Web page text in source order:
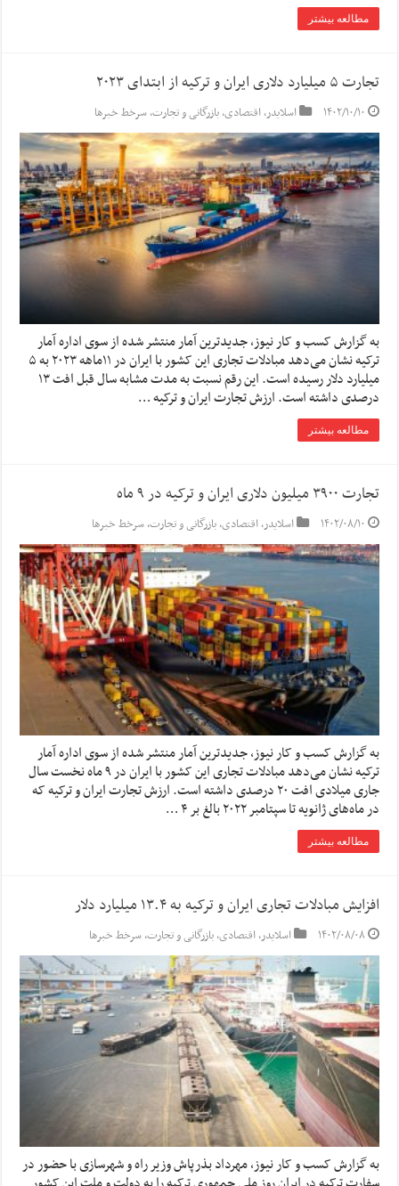
مطالعه بیشتر
تجارت ۵ میلیارد دلاری ایران و ترکیه از ابتدای ۲۰۲۳
۱۴۰۲/۱۰/۱۰ اسلایدر,اقتصادی,بازرگانی و تجارت,سرخط خبرها
به گزارش کسب و کار نیوز، جدیدترین آمار منتشر شده از سوی اداره آمار
ترکیه نشان می‌دهد مبادلات تجاری این کشور با ایران در ۱۱ماهه ۲۰۲۳ به ۵
میلیارد دلار رسیده است. این رقم نسبت به مدت مشابه سال قبل افت ۱۳
درصدی داشته است. ارزش تجارت ایران و ترکیه …
مطالعه بیشتر
تجارت ۳۹۰۰ میلیون دلاری ایران و ترکیه در ۹ ماه
۱۴۰۲/۰۸/۱۰ اسلایدر,اقتصادی,بازرگانی و تجارت,سرخط خبرها
به گزارش کسب و کار نیوز، جدیدترین آمار منتشر شده از سوی اداره آمار
ترکیه نشان می‌دهد مبادلات تجاری این کشور با ایران در ۹ ماه نخست سال
جاری میلادی افت ۲۰ درصدی داشته است. ارزش تجارت ایران و ترکیه که
در ماه‌های ژانویه تا سپتامبر ۲۰۲۲ بالغ بر ۴ …
مطالعه بیشتر
افزایش مبادلات تجاری ایران و ترکیه به ۱۳.۴ میلیارد دلار
۱۴۰۲/۰۸/۰۸ اسلایدر,اقتصادی,بازرگانی و تجارت,سرخط خبرها
به گزارش کسب و کار نیوز، مهرداد بذرپاش وزیر راه و شهرسازی با حضور در